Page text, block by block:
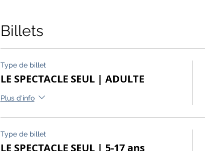
Billets
Type de billet
LE SPECTACLE SEUL | ADULTE
Plus d'info
Type de billet
LE SPECTACLE SEUL | 5-17 ans